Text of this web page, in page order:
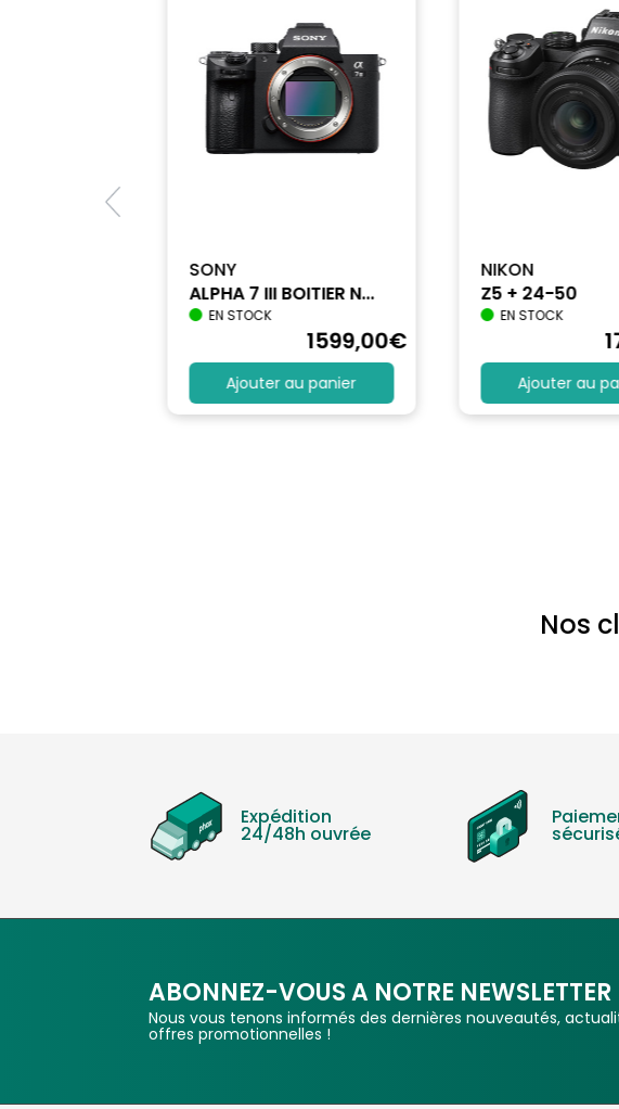
SONY
ALPHA 7 III BOITIER N...
EN STOCK
1599,00€
Ajouter au panier
NIKON
Z5 + 24-50
EN STOCK
Ajouter au
Nos
Expédition
24/48h ouvrée
ABONNEZ-VOUS A NOTRE NEWSLETTER
Nous vous tenons informés des dernières nouveautés,
offres promotionnelles !